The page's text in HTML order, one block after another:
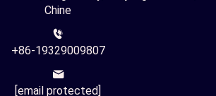
Chine
+86-19329009807
[email protected]